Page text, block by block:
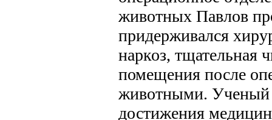
животных Павлов
придерживался
наркоз, тщательная
помещения после
животными. Ученый
достижения